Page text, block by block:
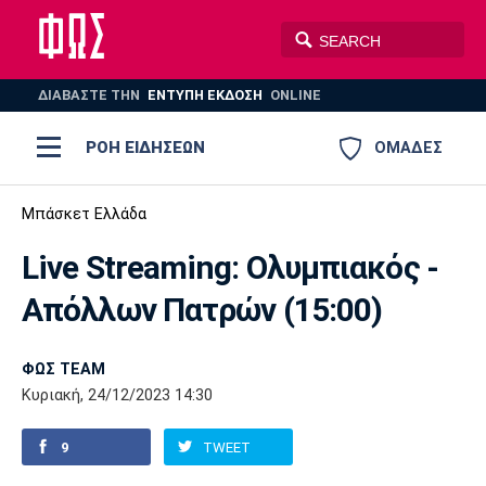
ΔΙΑΒΑΣΤΕ THN ΕΝΤΥΠΗ ΕΚΔΟΣΗ ONLINE
ΟΜΑΔΕΣ
ΡΟΗ ΕΙΔΗΣΕΩΝ
ΠΟΔΟΣΦΑΙΡΟ
ΣΠΟΡ
AUTO-MOTO
Ποδόσφαιρο
Super League 1
Super League 2
Γ Εθνική
Ελλάδα
Μπάσκετ
Ελλάδα
Εθνική
EuroLeague
Ολυμπιακοί Αγώνες
Βόλεϊ
Πόλο
Ολυμπιακός ΑΕΚ ΠΑΟΚ
Παναθηναϊκός Ατρόμητος
Μπάσκετ Ελλάδα
Live Streaming: Ολυμπιακός -
Απόλλων Πατρών (15:00)
ΦΩΣ TEAM
Κυριακή, 24/12/2023 14:30
9 TWEET